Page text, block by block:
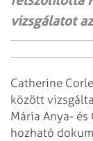
vizsgálatot
Catherine
között
Mária Anya-
hozható